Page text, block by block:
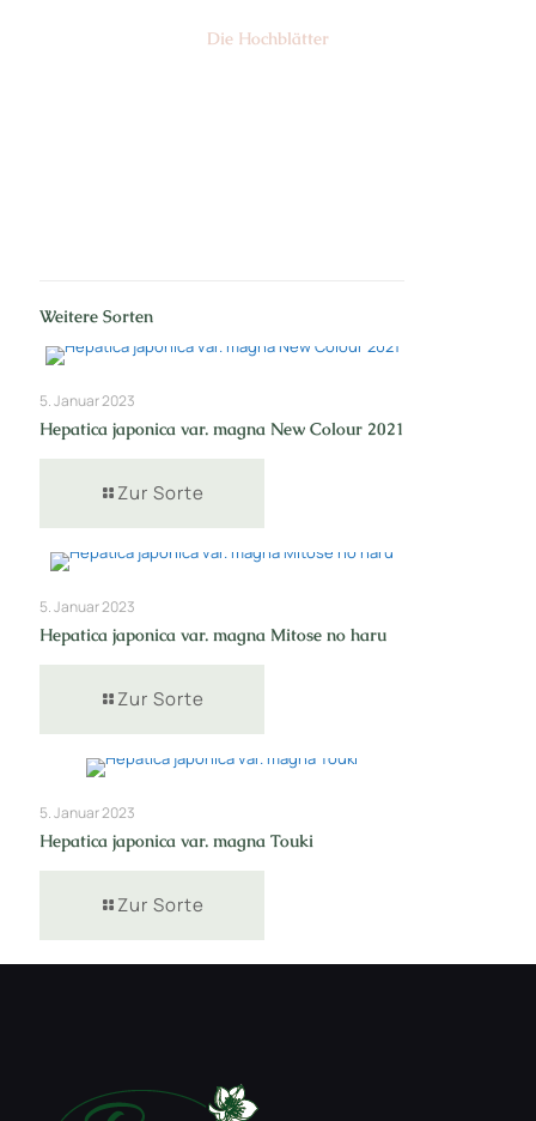
Die Hochblätter
Weitere Sorten
5. Januar 2023
Hepatica japonica var. magna New Colour 2021
Zur Sorte
5. Januar 2023
Hepatica japonica var. magna Mitose no haru
Zur Sorte
5. Januar 2023
Hepatica japonica var. magna Touki
Zur Sorte